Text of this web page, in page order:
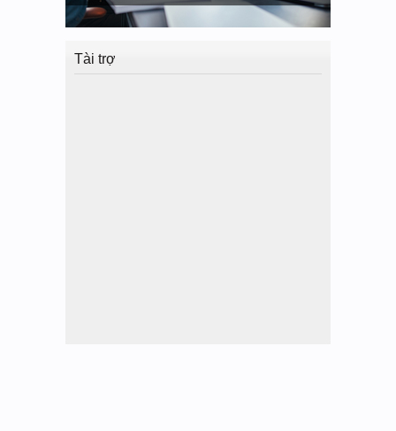
Tài trợ